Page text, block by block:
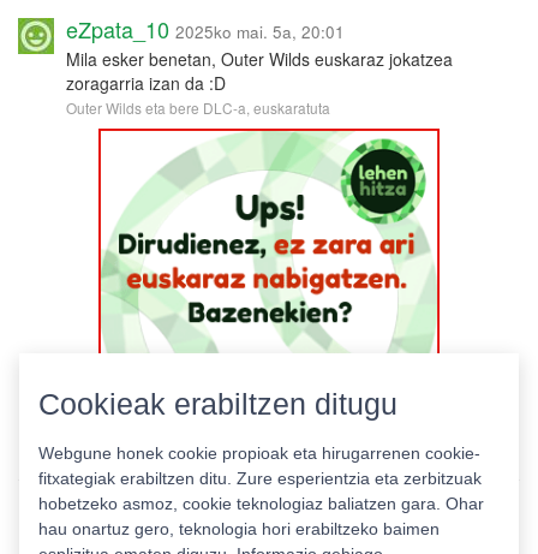
eZpata_10 2025ko mai. 5a, 20:01
Mila esker benetan, Outer Wilds euskaraz jokatzea
zoragarria izan da :D
Outer Wilds eta bere DLC-a, euskaratuta
Cookieak erabiltzen ditugu
Webgune honek cookie propioak eta hirugarrenen cookie-
fitxategiak erabiltzen ditu. Zure esperientzia eta zerbitzuak
hobetzeko asmoz, cookie teknologiaz baliatzen gara. Ohar
hau onartuz gero, teknologia hori erabiltzeko baimen